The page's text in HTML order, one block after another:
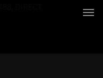
DIRECT,